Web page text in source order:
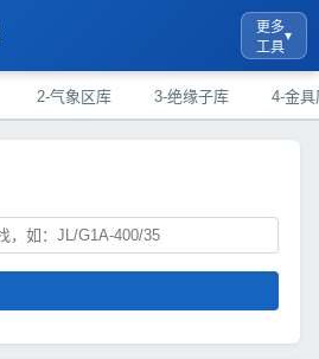
更多
工具
▾
2-气象区库 3-绝缘子库 4-金具